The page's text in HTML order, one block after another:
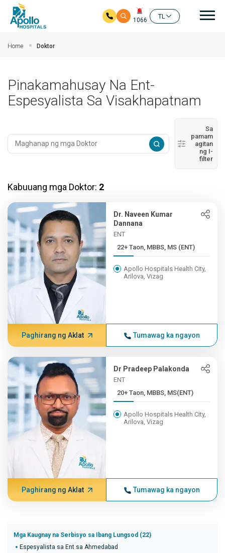
1066
TL
Home Doktor
Pinakamahusay Na Ent-
Espesyalista Sa Visakhapatnam
Sa
pamam
agitan
ng I-
filter
Kabuuang mga Doktor: 2
Dr. Naveen Kumar
Dannana
ENT
22+ Taon, MBBS, MS (ENT)
Apollo Hospitals Health City,
Arilova, Vizag
Paghirang ng Aklat Tumawag ka ngayon
Dr Pradeep Palakonda
ENT
20+ Taon, MBBS, MS(ENT)
Apollo Hospitals Health City,
Arilova, Vizag
Paghirang ng Aklat Tumawag ka ngayon
Mga Kaugnay na Serbisyo sa Ibang Lungsod (22)
Espesyalista sa Ent sa Ahmedabad